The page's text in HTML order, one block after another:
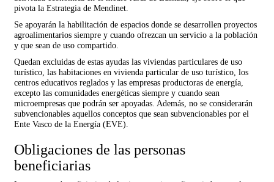
pivota la Estrategia de Mendinet.
Se apoyarán la habilitación de espacios donde se desarrollen proyectos
agroalimentarios siempre y cuando ofrezcan un servicio a la población
y que sean de uso compartido.
Quedan excluidas de estas ayudas las viviendas particulares de uso
turístico, las habitaciones en vivienda particular de uso turístico, los
centros educativos reglados y las empresas productoras de energía,
excepto las comunidades energéticas siempre y cuando sean
microempresas que podrán ser apoyadas. Además, no se considerarán
subvencionables aquellos conceptos que sean subvencionables por el
Ente Vasco de la Energía (EVE).
Obligaciones de las personas
beneficiarias